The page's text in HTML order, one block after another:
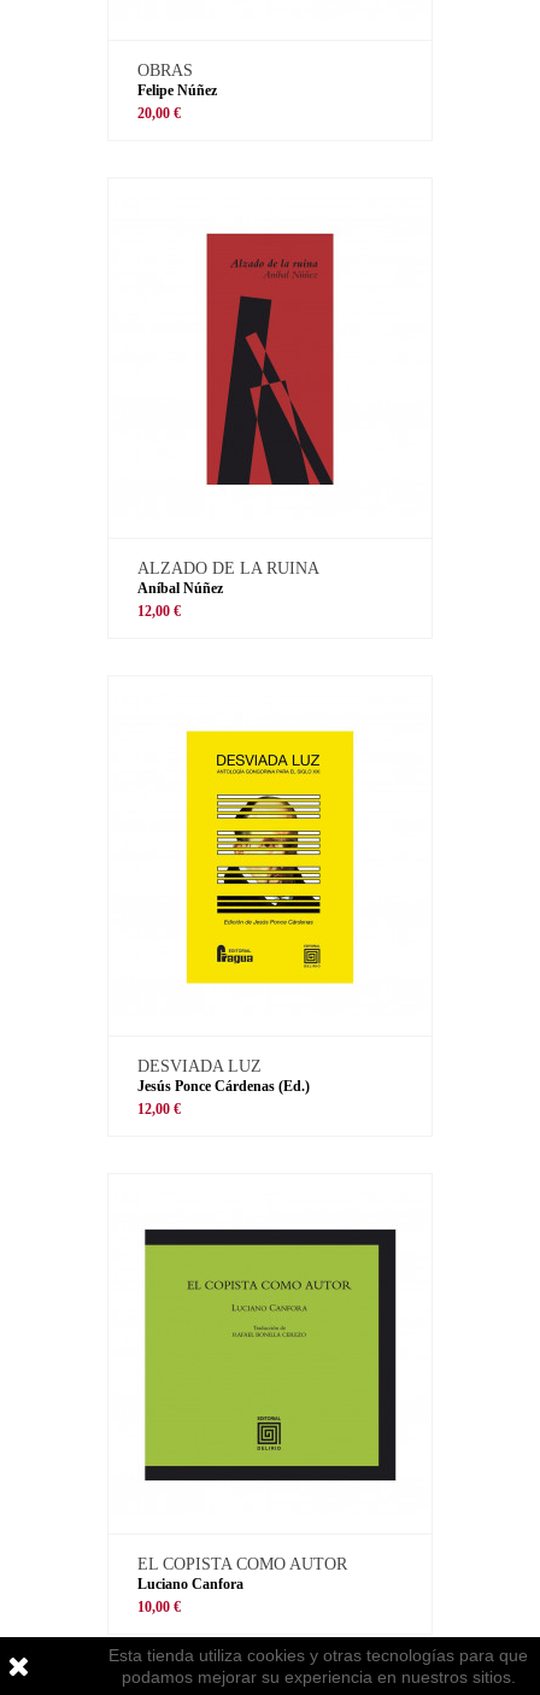
OBRAS
Felipe Núñez
20,00 €
ALZADO DE LA RUINA
Aníbal Núñez
12,00 €
DESVIADA LUZ
Jesús Ponce Cárdenas (Ed.)
12,00 €
EL COPISTA COMO AUTOR
Luciano Canfora
10,00 €
Esta tienda utiliza cookies y otras tecnologías para que
podamos mejorar su experiencia en nuestros sitios.